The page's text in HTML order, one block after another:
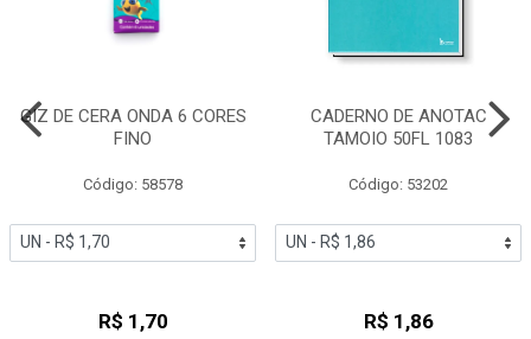
GIZ DE CERA ONDA 6 CORES
FINO
Código: 58578
R$ 1,70
CADERNO DE ANOTAC
TAMOIO 50FL 1083
Código: 53202
R$ 1,86